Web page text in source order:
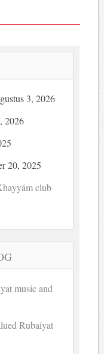
3, 2026
2026
20, 2025
club
music and
Rubaiyat